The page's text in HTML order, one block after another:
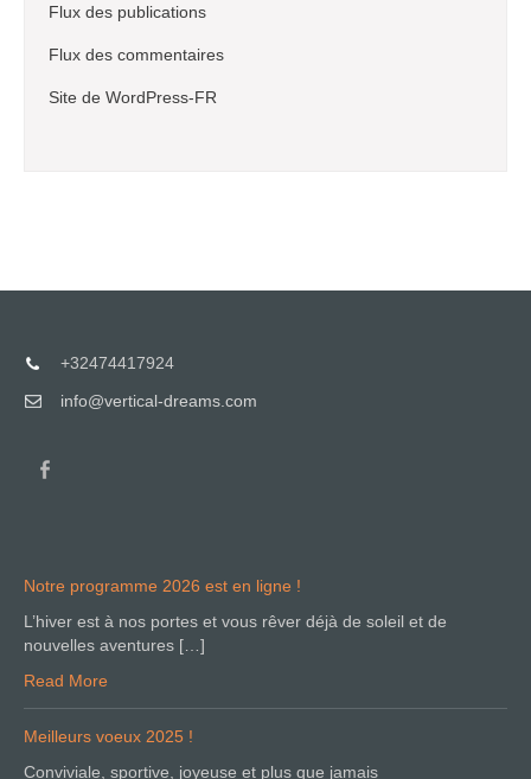
Flux des publications
Flux des commentaires
Site de WordPress-FR
+32474417924
info@vertical-dreams.com
Notre programme 2026 est en ligne !
L’hiver est à nos portes et vous rêver déjà de soleil et de
nouvelles aventures […]
Read More
Meilleurs voeux 2025 !
Conviviale, sportive, joyeuse et plus que jamais